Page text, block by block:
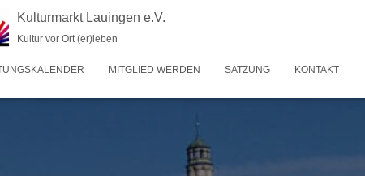
Kulturmarkt Lauingen e.V.
Kultur vor Ort (er)leben
MITGLIED WERDEN SATZUNG KONTAKT